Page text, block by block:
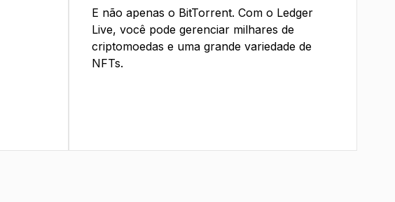
E não apenas o BitTorrent. Com o Ledger
Live, você pode gerenciar milhares de
criptomoedas e uma grande variedade de
NFTs.